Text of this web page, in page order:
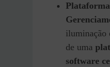
iluminação
de uma
software